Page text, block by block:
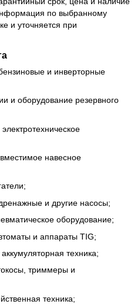
по выбранному
и уточняется при
и инверторные
и оборудование резервного
навесное
и другие насосы;
оборудование;
и аппараты TIG;
техника;
триммеры и
техника;